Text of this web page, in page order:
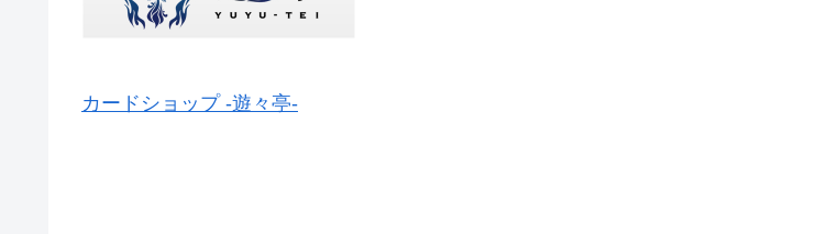
カードショップ -遊々亭-